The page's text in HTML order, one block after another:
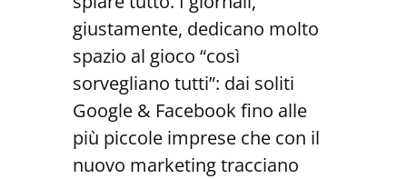
giustamente, dedicano molto
spazio al gioco “così
sorvegliano tutti”: dai soliti
Google & Facebook fino alle
più piccole imprese che con il
nuovo marketing tracciano